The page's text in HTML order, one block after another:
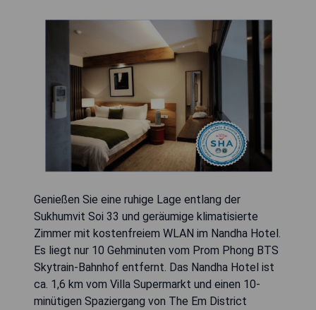
Genießen Sie eine ruhige Lage entlang der
Sukhumvit Soi 33 und geräumige klimatisierte
Zimmer mit kostenfreiem WLAN im Nandha Hotel.
Es liegt nur 10 Gehminuten vom Prom Phong BTS
Skytrain-Bahnhof entfernt. Das Nandha Hotel ist
ca. 1,6 km vom Villa Supermarkt und einen 10-
minütigen Spaziergang von The Em District